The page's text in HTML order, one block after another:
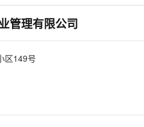
管理有限公司
区149号